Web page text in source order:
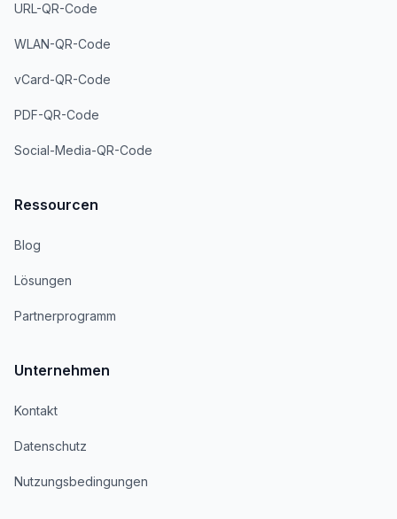
URL-QR-Code
WLAN-QR-Code
vCard-QR-Code
PDF-QR-Code
Social-Media-QR-Code
Ressourcen
Blog
Lösungen
Partnerprogramm
Unternehmen
Kontakt
Datenschutz
Nutzungsbedingungen